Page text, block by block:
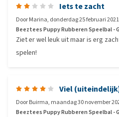
Iets te zacht
DoorMarina, donderdag 25 februari 2021
Beeztees Puppy Rubberen Speelbal -
Ziet er wel leuk uit maar is erg
spelen!
Viel
DoorBuirma, maandag 30 november
Beeztees Puppy Rubberen Speelbal -